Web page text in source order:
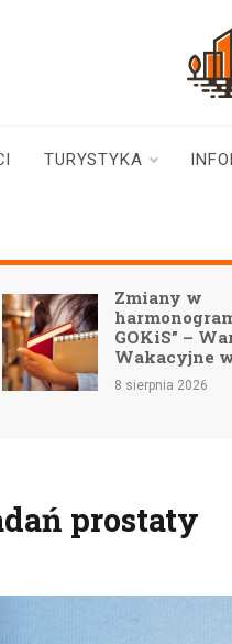
TURYSTYKA
Zmiany w
GOKiS” –
Wakacyjne
8 sierpnia 2026
prostaty